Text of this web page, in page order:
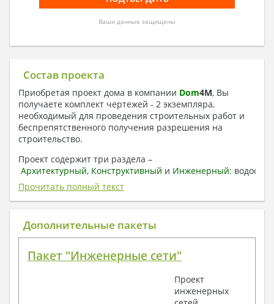
Ваши данные защищены
Состав проекта
Приобретая проект дома в компании Dom4M, Вы
получаете комплект чертежей - 2 экземпляра,
необходимый для проведения строительных работ и
беспрепятственного получения разрешения на
строительство.
Проект содержит три раздела –
Архитектурный, Конструктивный и Инженерный:
отопление, вентиляция, канализация,
электроснабжение (приобретается за дополнительную
плату) + Пояснительная записка.
1. Архитектурный раздел:
План координационных осей
Поэтажные маркировочные планы с
Прочитать полный текст
Дополнительные пакеты
Пакет "Инженерные сети"
Проект
инженерных